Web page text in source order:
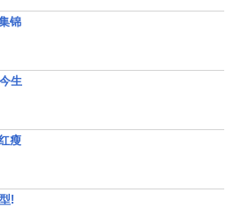
锦
生
瘦
!